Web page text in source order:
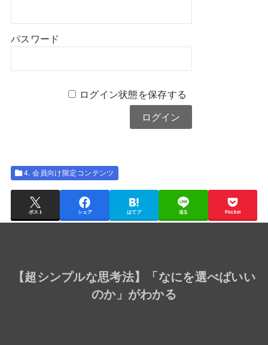
パスワード
ログイン状態を保存する
4. 会員向け限定コンテンツ
ポスト シェア はてブ 送る Pocket
【超シンプルな思考法】「なにを選べばいい
のか」がわかる